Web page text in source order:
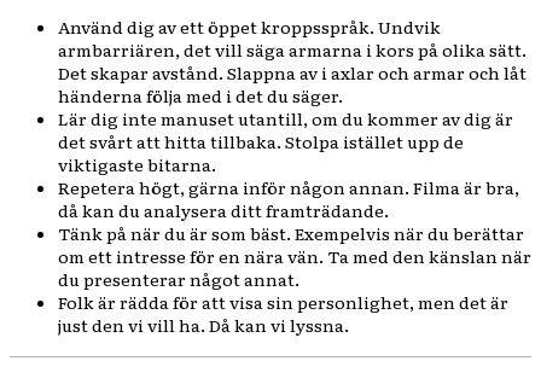
Använd dig av ett öppet kroppsspråk. Undvik
armbarriären, det vill säga armarna i kors på olika sätt.
Det skapar avstånd. Slappna av i axlar och armar och låt
händerna följa med i det du säger.
Lär dig inte manuset utantill, om du kommer av dig är
det svårt att hitta tillbaka. Stolpa istället upp de
viktigaste bitarna.
Repetera högt, gärna inför någon annan. Filma är bra,
då kan du analysera ditt framträdande.
Tänk på när du är som bäst. Exempelvis när du berättar
om ett intresse för en nära vän. Ta med den känslan när
du presenterar något annat.
Folk är rädda för att visa sin personlighet, men det är
just den vi vill ha. Då kan vi lyssna.